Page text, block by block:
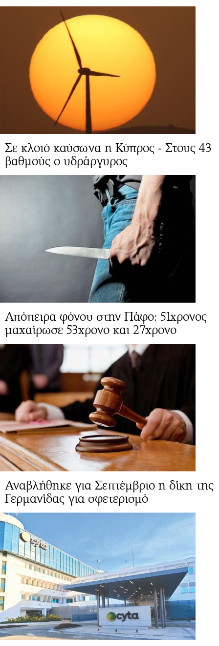
Σε κλοιό καύσωνα η Κύπρος - Στους 43
βαθμούς ο υδράργυρος
Απόπειρα φόνου στην Πάφο: 51χρονος
μαχαίρωσε 53χρονο και 27χρονο
Αναβλήθηκε για Σεπτέμβριο η δίκη της
Γερμανίδας για σφετερισμό